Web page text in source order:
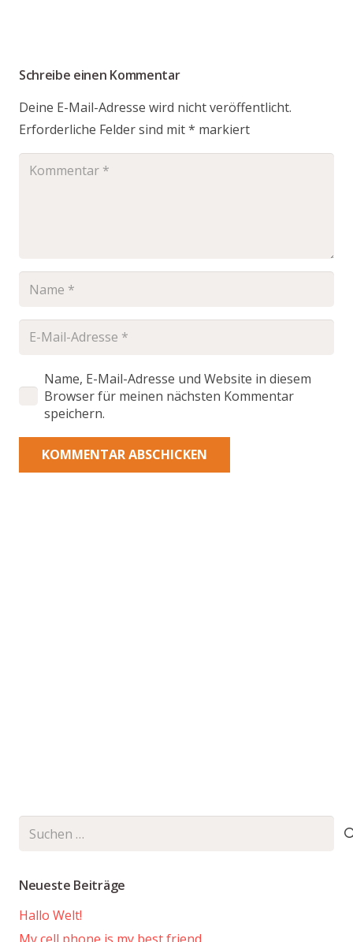
Schreibe einen Kommentar
Deine E-Mail-Adresse wird nicht veröffentlicht.
Erforderliche Felder sind mit* markiert
Name, E-Mail-Adresse und Website in diesem
Browser für meinen nächsten Kommentar
speichern.
KOMMENTAR ABSCHICKEN
Suchen
Neueste Beiträge
Hallo Welt!